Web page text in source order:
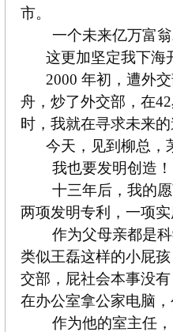
市。
一个未来亿万富翁
这更加坚定我下海
2000 年初，遭外
舟，炒了外交部，在
时，我就在寻求未来的
今天，见到柳总，
我也要发明创造
十三年后，我的
两项发明专利，一项实
作为父母亲都是
类似王磊这样的小屁
交部，屁社会本事没
在办公室拿公家电脑，
作为他的室主任